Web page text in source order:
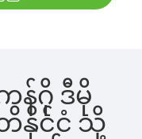
ကွန်ဂို ဒီမို
နိုင်ငံ သို့